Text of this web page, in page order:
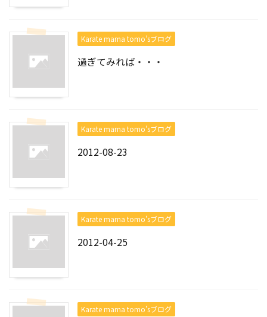
Karate mama tomo’sブログ
過ぎてみれば・・・
Karate mama tomo’sブログ
2012-08-23
Karate mama tomo’sブログ
2012-04-25
Karate mama tomo’sブログ